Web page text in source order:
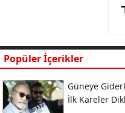
Popüler İçerikler
Güneye
İlk Kareler